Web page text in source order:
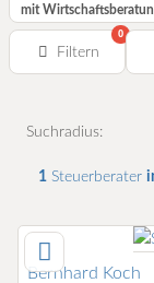
mit
Filtern
0
Suchradius:
1 Steuerberater
Bernhard Koch